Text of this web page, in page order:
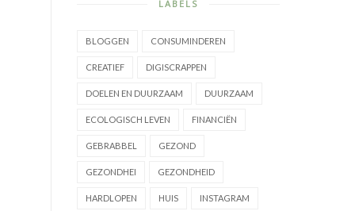
LABELS
BLOGGEN CONSUMINDEREN
CREATIEF DIGISCRAPPEN
DOELEN EN DUURZAAM DUURZAAM
ECOLOGISCH LEVEN FINANCIËN
GEBRABBEL GEZOND
GEZONDHEI GEZONDHEID
HARDLOPEN HUIS INSTAGRAM